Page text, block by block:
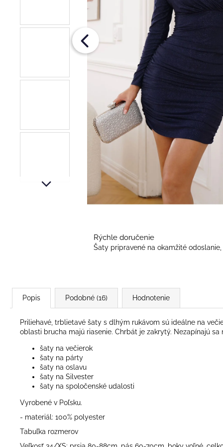
next
Rýchle doručenie
Šaty pripravené na okamžité
Popis Podobné (16) Hodnotenie
Priliehavé, trblietavé šaty s dlhým rukávom sú ideálne na
oblasti brucha majú riasenie. Chrbát je zakrytý. Nezapínajú sa
šaty na večierok
šaty na párty
šaty na oslavu
šaty na Silvester
šaty na spoločenské udalosti
Vyrobené v Poľsku.
- materiál: 100% polyester
Tabuľka rozmerov
Pôvodne: €36